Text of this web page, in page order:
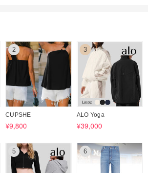
2
CUPSHE
¥9,800
3
ALO Yoga
¥39,000
5 6